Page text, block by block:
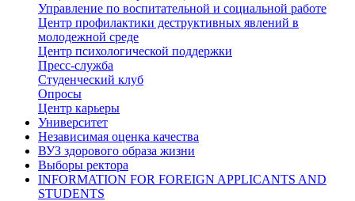
Управление по воспитательной и социальной работе
Центр профилактики деструктивных явлений в
молодежной среде
Центр психологической поддержки
Пресс-служба
Студенческий клуб
Опросы
Центр карьеры
Университет
Независимая оценка качества
ВУЗ здорового образа жизни
Выборы ректора
INFORMATION FOR FOREIGN APPLICANTS AND
STUDENTS